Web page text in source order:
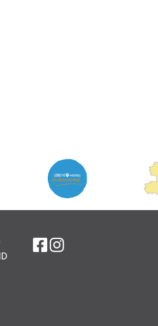
auf Facebook
auf Instagram